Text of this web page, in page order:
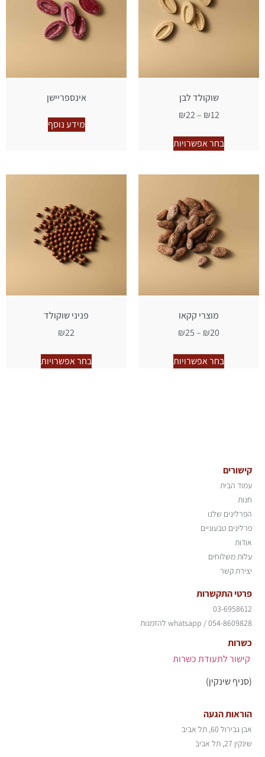
שוקולד לבן
₪12
–
₪22
בחר אפשרויות
אינספריישן
מידע נוסף
מוצרי קקאו
₪20
–
₪25
בחר אפשרויות
פניני שוקולד
₪22
בחר אפשרויות
קישורים
עמוד הבית
חנות
הפרלינים שלנו
פרלינים טבעוניים
אודות
עלות משלוחים
יצירת קשר
פרטי התקשרות
03-6958612​
whatsapp / 054-8609828 להזמנות
כשרות
קישור לתעודת כשרות
(סניף שינקין)
הוראות הגעה
אבן גבירול 60, תל אביב
שינקין 27, תל אביב